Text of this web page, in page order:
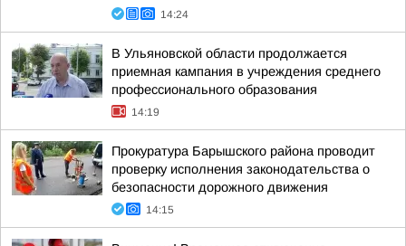
14:24
В Ульяновской области продолжается
приемная кампания в учреждения среднего
профессионального образования
14:19
Прокуратура Барышского района проводит
проверку исполнения законодательства о
безопасности дорожного движения
14:15